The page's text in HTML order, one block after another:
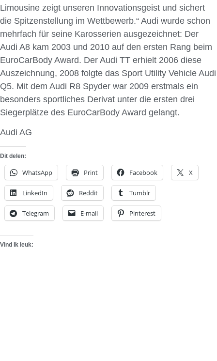
Limousine zeigt unseren Innovationsgeist und sichert
die Spitzenstellung im Wettbewerb.“ Audi wurde schon
mehrfach für seine Karosserien ausgezeichnet: Der
Audi A8 kam 2003 und 2010 auf den ersten Rang beim
EuroCarBody Award. Der Audi TT erhielt 2006 diese
Auszeichnung, 2008 folgte das Sport Utility Vehicle Audi
Q5. Mit dem Audi R8 Spyder war 2009 erstmals ein
besonders sportliches Derivat unter die ersten drei
Siegerplätze des EuroCarBody Award gelangt.
Audi AG
Dit delen:
WhatsApp Print Facebook X
LinkedIn Reddit Tumblr
Telegram E-mail Pinterest
Vind ik leuk: